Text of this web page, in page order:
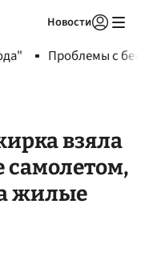
Новости
Проблемы с
взяла
самолетом,
жилые